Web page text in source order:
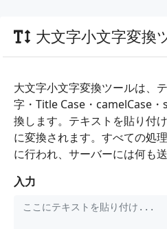
大文字小文字変換
大文字小文字変換ツールは、
字・Title Case・camelCase
換します。テキストを貼り付
に変換されます。すべての処
に行われ、サーバーには何も
入力